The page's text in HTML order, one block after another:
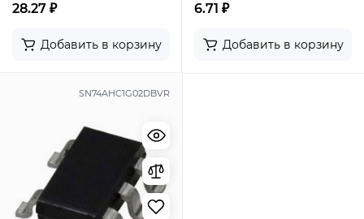
14
28.27 ₽
Добавить в корзину
6.71 ₽
Добавить в корзину
SN74AHC1G02DBVR